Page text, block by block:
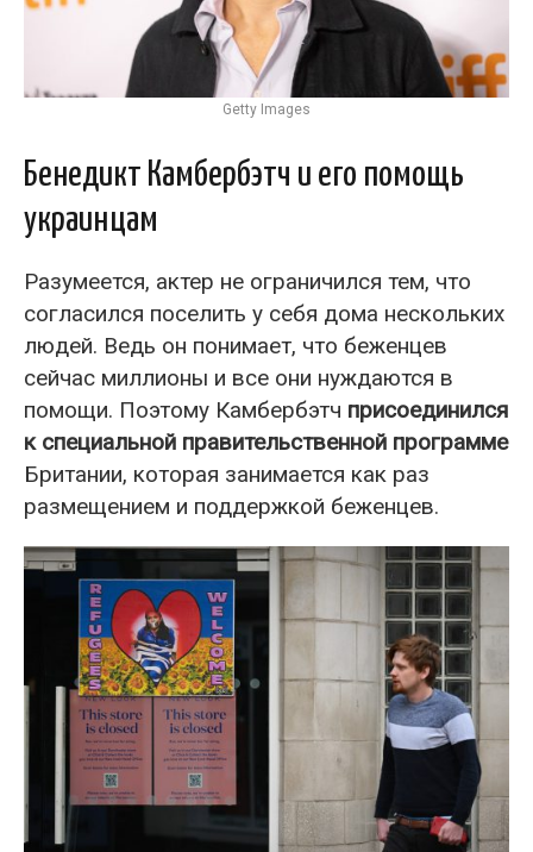
Getty Images
Бенедикт Камбербэтч и его помощь
украинцам
Разумеется, актер не ограничился тем, что
согласился поселить у себя дома нескольких
людей. Ведь он понимает, что беженцев
сейчас миллионы и все они нуждаются в
помощи. Поэтому Камбербэтч присоединился
к специальной правительственной программе
Британии, которая занимается как раз
размещением и поддержкой беженцев.